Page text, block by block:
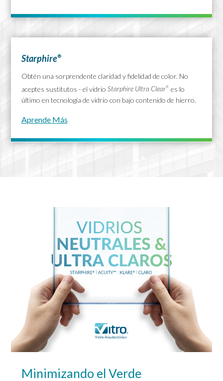
Starphire®
Obtén una sorprendente claridad y fidelidad de color. No
aceptes sustitutos - el vidrio Starphire Ultra Clear® es lo
último en tecnología de vidrio con bajo contenido de hierro.
Aprende Más
Minimizando el Verde